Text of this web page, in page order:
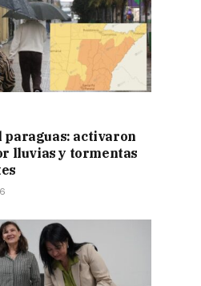
paraguas: activaron
lluvias y tormentas